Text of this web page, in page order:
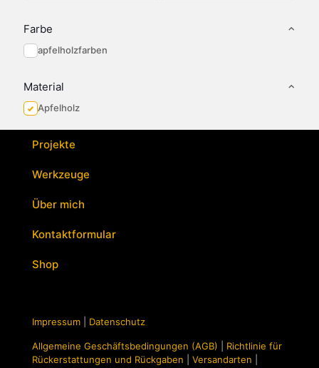
Farbe
apfelholzfarben
Material
Apfelholz
Projekte
Werkzeuge
Über mich
Kontaktformular
Shop
Impressum Datenschutz
Allgemeine Geschäftsbedingungen (AGB)
Richtlinie für
Rückerstattungen und Rückgaben
Versandarten